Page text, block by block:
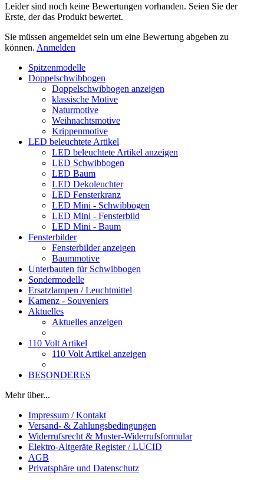
Leider sind noch keine Bewertungen vorhanden. Seien Sie der
Erste, der das Produkt bewertet.
Sie müssen angemeldet sein um eine Bewertung abgeben zu
können. Anmelden
Spitzenmodelle
Doppelschwibbogen
Doppelschwibbogen anzeigen
klassische Motive
Naturmotive
Weihnachtsmotive
Krippenmotive
LED beleuchtete Artikel
LED beleuchtete Artikel anzeigen
LED Schwibbogen
LED Baum
LED Dekoleuchter
LED Fensterkranz
LED Mini - Schwibbogen
LED Mini - Fensterbild
LED Mini - Baum
Fensterbilder
Fensterbilder anzeigen
Baummotive
Unterbauten für Schwibbogen
Sondermodelle
Ersatzlampen / Leuchtmittel
Kamenz - Souveniers
Aktuelles
Aktuelles anzeigen
110 Volt Artikel
110 Volt Artikel anzeigen
BESONDERES
Mehr über...
Impressum / Kontakt
Versand- & Zahlungsbedingungen
Widerrufsrecht & Muster-Widerrufsformular
Elektro-Altgeräte Register / LUCID
AGB
Privatsphäre und Datenschutz